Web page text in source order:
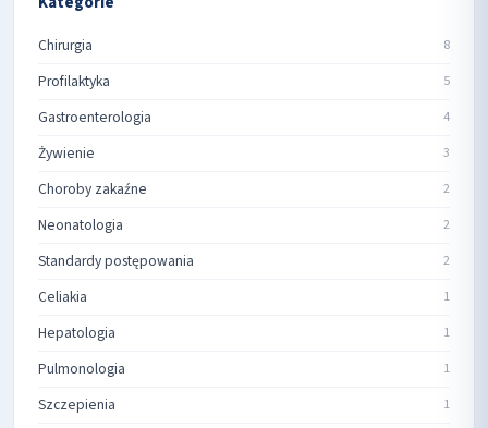
Chirurgia 8
Profilaktyka 5
Gastroenterologia 4
Żywienie 3
Choroby zakaźne 2
Neonatologia 2
Standardy postępowania 2
Celiakia 1
Hepatologia 1
Pulmonologia 1
Szczepienia 1